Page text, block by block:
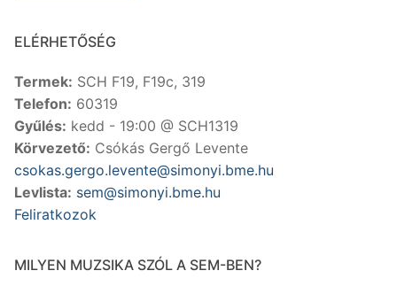
ELÉRHETŐSÉG
Termek: SCH F19, F19c, 319
Telefon: 60319
Gyűlés: kedd - 19:00 @ SCH1319
Körvezető: Csókás Gergő Levente
csokas.gergo.levente@simonyi.bme.hu
Levlista: sem@simonyi.bme.hu
Feliratkozok
MILYEN MUZSIKA SZÓL A SEM-BEN?